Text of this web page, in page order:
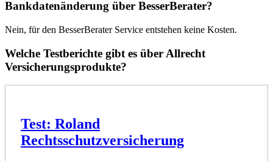
Bankdatenänderung über BesserBerater?
Nein, für den BesserBerater Service entstehen keine Kosten.
Welche Testberichte gibt es über Allrecht
Versicherungsprodukte?
Test: Roland
Rechtsschutzversicherung